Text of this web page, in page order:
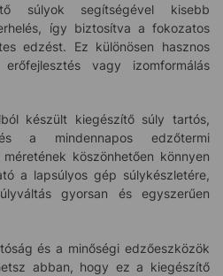
súlyok segítségével kisebb
így biztosítva a fokozatos
edzést. Ez különösen hasznos
vagy izomformálás
készült kiegészítő súly tartós,
a mindennapos edzőtermi
köszönhetően könnyen
a lapsúlyos gép súlykészletére,
gyorsan és egyszerűen
és a minőségi edzőeszközök
abban, hogy ez a kiegészítő